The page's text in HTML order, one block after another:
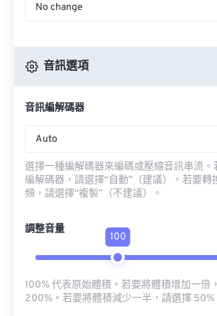
No change
音訊選項
音訊編解碼器
Auto
選擇一種編解碼器來編碼或壓縮音訊串流。
編解碼器，請選擇“自動”（建議）。若要轉
頻，請選擇“複製”（不建議）。
調整音量
100
100% 代表原始體積。若要將體積增加一倍
200%。若要將體積減少一半，請選擇 50%